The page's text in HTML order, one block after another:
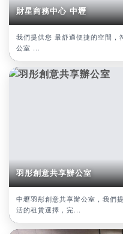
財星商務中心 中壢
我們提供您 最舒適便捷的空間
公室 ...
羽彤創意共享辦公室
中壢羽彤創意共享辦公室，我們
活的租賃選擇，完...